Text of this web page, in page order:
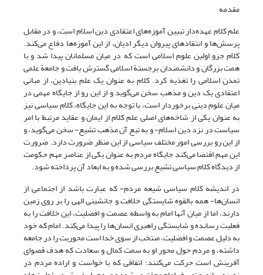
مقدمه
علم کلام عهده‌دار تبیین آموزه‌های اعتقادی دین اسلام است، و در مقابلِ
پرسش‌ها و انتقادهای پیروان دیگر ادیان، از این آموزه‌ها دفاع می‌کند.
کلام جزو اولین علوم اسلامی است که در میان مسلمانان پیدا شد و با
همت بزرگان و دانشمندان برجستة اسلامی گسترش یافت و جامعة علمی
تمدن اسلامی را تغذیه کرد. کلام به عنوان یک علم بنیادین، از مبانی
اعتقادی یک دین و مذهب سخن می‌گوید و از این رو از جایگاه مهمی در
میان علوم دینی برخوردار است، با توجه به این جایگاه، کلام سیاسی نیز
به عنوان یکی از شاخه‌های اصلی علم کلام از ایمان و عقاید مرتبط با امر
سیاست در نزد دین اسلام- و به تبع آن مذهب تشیع- سخن می‌گوید، و
از این رو بررسی امور مختلف سیاسی از این منظر ضرورت دارد. ضرورت
این مهم اقتضا می‌کند جایگاه مردم به عنوان یکی از عناصر مهم حکومت
از دیدگاه کلام سیاسی تشیع بررسی شده و به ابعاد آن پرداخته شود.
در اندیشه کلام سیاسی شیعه مردم- که عبارت باشد از اجتماعی از
انسان‌ها- همه بالقوه شایستگی خلافت و جانشینی الهی را بر روی زمین
دارند، اما از میان آنها امام به واسطه عصمت و افضلیت، این خلافت را به
فعلیت رسانده و شایستگی راهبری انسان‌ها را پیدا می‌کند. امام که خود
به دلیل عصمت و افضلیت، منتخب از سوی خدا است محوریت را در جامعه
داشته، و مردم حول محور او به سمت کمال و سعادت که هدف قصوای
آفرینش است حرکت می‌کنند؛ اتفاقی که با خواست و اراده مردم در